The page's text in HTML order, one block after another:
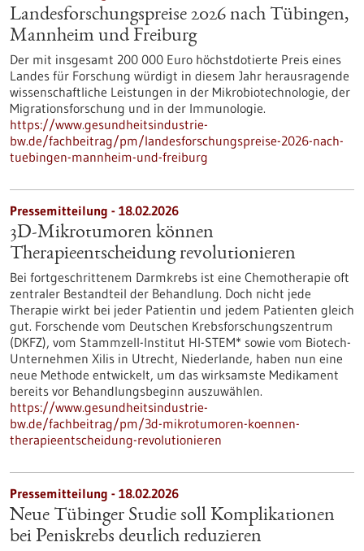
Landesforschungspreise 2026 nach Tübingen,
Mannheim und Freiburg
Der mit insgesamt 200 000 Euro höchstdotierte Preis eines
Landes für Forschung würdigt in diesem Jahr herausragende
wissenschaftliche Leistungen in der Mikrobiotechnologie, der
Migrationsforschung und in der Immunologie.
https://www.gesundheitsindustrie-
bw.de/fachbeitrag/pm/landesforschungspreise-2026-nach-
tuebingen-mannheim-und-freiburg
Pressemitteilung - 18.02.2026
3D-Mikrotumoren können
Therapieentscheidung revolutionieren
Bei fortgeschrittenem Darmkrebs ist eine Chemotherapie oft
zentraler Bestandteil der Behandlung. Doch nicht jede
Therapie wirkt bei jeder Patientin und jedem Patienten gleich
gut. Forschende vom Deutschen Krebsforschungszentrum
(DKFZ), vom Stammzell-Institut HI-STEM* sowie vom Biotech-
Unternehmen Xilis in Utrecht, Niederlande, haben nun eine
neue Methode entwickelt, um das wirksamste Medikament
bereits vor Behandlungsbeginn auszuwählen.
https://www.gesundheitsindustrie-
bw.de/fachbeitrag/pm/3d-mikrotumoren-koennen-
therapieentscheidung-revolutionieren
Pressemitteilung - 18.02.2026
Neue Tübinger Studie soll Komplikationen
bei Peniskrebs deutlich reduzieren